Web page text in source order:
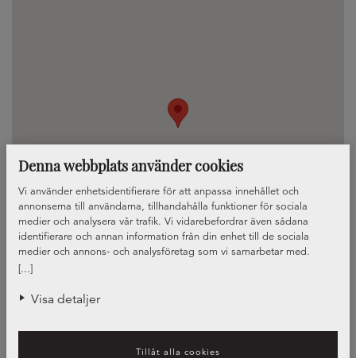
Denna webbplats använder cookies
[...]
Vi använder enhetsidentifierare för att anpassa innehållet och
annonserna till användarna, tillhandahålla funktioner för sociala
medier och analysera vår trafik. Vi vidarebefordrar även sådana
identifierare och annan information från din enhet till de sociala
medier och annons- och analysföretag som vi samarbetar med.
Dessa kan i sin tur kombinera informationen med annan information
använt deras tjänster.
Visa detaljer
Tillåt alla cookies